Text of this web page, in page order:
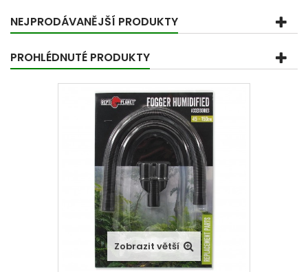
NEJPRODÁVANĚJŠÍ PRODUKTY
PROHLÉDNUTÉ PRODUKTY
Zobrazit větší